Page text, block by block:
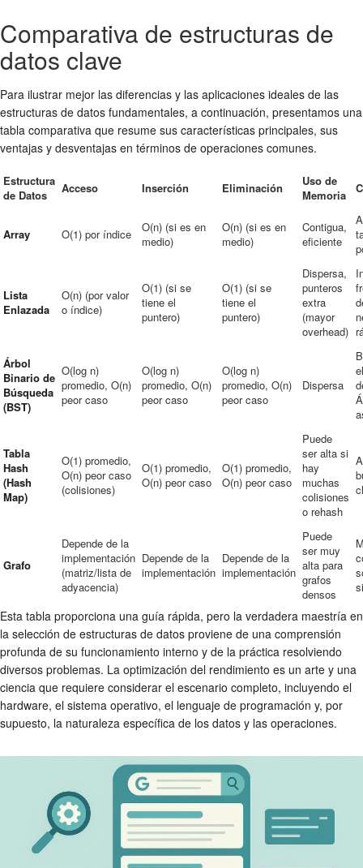
Comparativa de estructuras de
datos clave
Para ilustrar mejor las diferencias y las aplicaciones ideales de las
estructuras de datos fundamentales, a continuación, presentamos una
tabla comparativa que resume sus características principales, sus
ventajas y desventajas en términos de operaciones comunes.
Estructura
de Datos
Acceso Inserción Eliminación
Uso de
Memoria
Array O(1) por índice
O(n) (si es en
medio)
O(n) (si es en
medio)
Contigua,
eficiente
Lista
Enlazada
O(n) (por valor
o índice)
O(1) (si se
tiene el
puntero)
O(1) (si se
tiene el
puntero)
Dispersa,
punteros
extra
(mayor
overhead)
Árbol
Binario de
Búsqueda
(BST)
O(log n)
promedio, O(n)
peor caso
O(log n)
promedio, O(n)
peor caso
O(log n)
promedio, O(n)
peor caso
Dispersa
Tabla
Hash
(Hash
Map)
O(1) promedio,
O(n) peor caso
(colisiones)
O(1) promedio,
O(n) peor caso
O(1) promedio,
O(n) peor caso
Puede
ser alta si
hay
muchas
colisiones
o rehash
Grafo
Depende de la
implementación
(matriz/lista de
adyacencia)
Depende de la
implementación
Depende de la
implementación
Puede
ser muy
alta para
grafos
densos
Esta tabla proporciona una guía rápida, pero la verdadera maestría en
la selección de estructuras de datos proviene de una comprensión
profunda de su funcionamiento interno y de la práctica resolviendo
diversos problemas. La optimización del rendimiento es un arte y una
ciencia que requiere considerar el escenario completo, incluyendo el
hardware, el sistema operativo, el lenguaje de programación y, por
supuesto, la naturaleza específica de los datos y las operaciones.